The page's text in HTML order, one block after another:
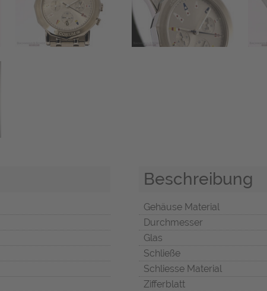
Beschreibung
Gehäuse Material
Durchmesser
Glas
Schließe
Schliesse Material
Zifferblatt